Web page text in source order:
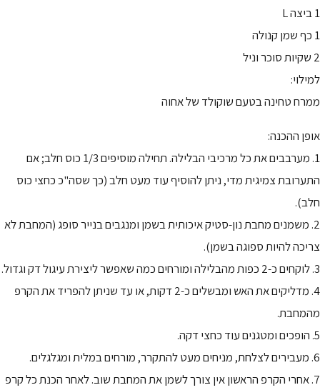
1 ביצה L
1 כף שמן קנולה
2 שקיות סוכר וניל
למילוי:
ממרח טחינה בטעם שוקולד של אחוה
אופן ההכנה:
1. מערבבים את כל מרכיבי הבלילה. תחילה מוסיפים 1/3 כוס חלב; אם
התערובת צמיגית מדי, ניתן להוסיף עוד מעט חלב (כך שסה"כ כחצי כוס
חלב).
2. משמנים מחבת נון-סטיק איכותית בשמן ומנגבים בנייר סופג (המחבת לא
צריכה להיות ספוגה בשמן).
3. לוקחים כ-2 כפות מהבלילה ומורחים כמה שאפשר ליצירת עיגול דק וגדול.
4. מדליקים את האש ומבשלים כ-2 דקות, או עד שניתן להפריד את הקרפ
מהמחבת.
5. הופכים ומטגנים עוד כחצי דקה.
6. מעבירים לצלחת, מניחים מעט להתקרר, מורחים במלית ומגלגלים.
7. אחרי הקרפ הראשון אין צורך לשמן את המחבת שוב. לאחר הכנת כל קרפ